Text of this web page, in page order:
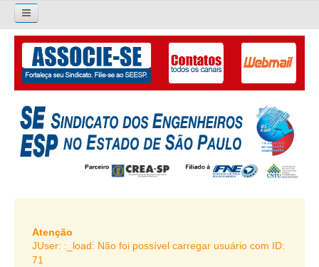
Pesquisar...
O SINDICATO
APRESENTAÇÃO
PALAVRA DO PRESIDENTE
DIRETORIA
LIVRO GESTÃO 2026-2029
SUBSEDES SINDICAIS
Atenção
JUser: :_load: Não foi possível carregar usuário com ID:
71